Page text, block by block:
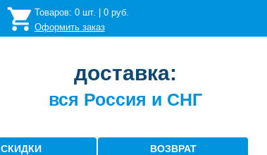
Товаров: 0шт. | 0руб.
Оформить заказ
доставка:
вся Россия и СНГ
СКИДКИ ВОЗВРАТ